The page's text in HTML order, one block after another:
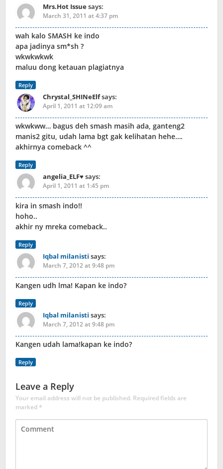
Mrs.Hot Issuesays:
March 31, 2011 at 4:37 pm
wah kalo SMASH ke indo
apa jadinya sm*sh ?
wkwkwkwk
maluu dong ketauan plagiatnya
Reply
Chrystal_SHINeElfsays:
April 1, 2011 at 12:09 am
wkwkww… bagus deh smash masih ada, ganteng2
manis2 gitu, udah lama bgt gak kelihatan hehe….
akhirnya comeback ^^
Reply
angelia_ELF♥ says:
April 1, 2011 at 1:45 pm
kira in smash indo!!
hoho..
akhir ny mreka comeback..
Reply
Iqbal milanisti says:
March 7, 2012 at 9:48 pm
Kangen udh lma! Kapan ke indo?
Reply
Iqbal milanisti says:
March 7, 2012 at 9:48 pm
Kangen udah lama!kapan ke indo?
Reply
Leave a Reply
Your email address will not be published. Required fields are
marked*